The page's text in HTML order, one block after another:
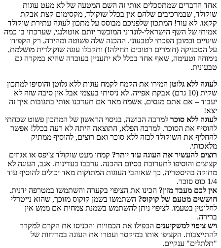
אחד הדברים שמתסכלים אותי זה השם המטעה של לא מעט עוגות
שוקולד, שבמרכיבים שלהם אין בכלל שוקולד, מקסימום קצת אבקת
קקאו. לא עוד! המתכון שלפניכם מבוסס על מתכון לעוגה עתירת שוקולד
אמיתי של השף הישראלי-לונדוני המוכשר יותם אוטולנגי, שערכתי בו כמה
שינויים וכמובן הפכתי לטבעוני. ההכנה שלה פשוטה ומהירה, רק הקפידו
על הטכניקה (חומרים רטובים תחילה!) ותקבלו עוגה שוקולדית מושלמת,
נימוחה וטעימה, שאף אחד בכלל לא יתעניין בעובדה שהיא במקרה גם
טבעונית.
לעוגה ללא גלוטן המירו את הקמח לקמח עוגות ללא גלוטן והוסיפו למתכון
שקית (10 גרם) אבקת אפייה. לא ניסיתי בעצמי אבל אין סיבה שזה לא
יעבוד – אם אתם מנסים, אשמח מאד אם תעדכנו אותי בתגובות איך זה
יצא!
לעוגה ללא סוכר למרבה הבושה, בניסוי הראשון של המתכון פשוט שכחתי
להוסיף את הסוכר. למרבה הפלא, התוצאה היתה לא רעה בכלל! אפשר
להחליף את השוקולד לכזה ללא סוכר ואם רוצים, להוסיף ממתיק
מלאכותי.
רוצים להעשיר את העוגה עוד יותר? קמחו מעט שוקולד צ'יפס או אגוזים
קצוצים והוסיפו לתערובת בסיום ההכנה. ערבבו בעדינות. אגב, העוגה לא
מתוקה בהיסטריה, כך שאוהבי העוגות המתוקות מאד יכולים להוסיף עוד
1/4 כוס סוכר.
אין לכם מעבד מזון? הכינו את הציפוי בקערה והשתמשו במטרפה ידנית.
חוששים מטעם של קוקוס? השתמשו בשמן קוקוס מזוכך, שהוא נייטרלי
לחלוטין בטעמו. לציפוי ניתן להשתמש בשמנת צמחית אם ממש אין
ברירה.
ויש ציפוי למשקיענים הכפילו את הכמויות והכניסו את הקרם למקרר
להתייצבות. הקציפו אותו במיקסר ועטרו את העוגה במריחות של
"תלתלים" ענקיים.